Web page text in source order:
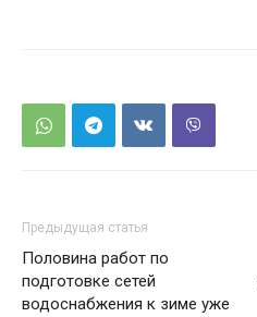
Предыдущая статья
Половина работ по
подготовке сетей
водоснабжения к зиме уже